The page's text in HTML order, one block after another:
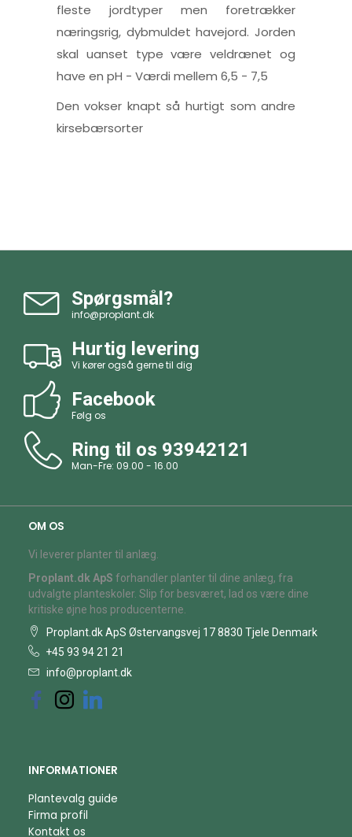
fleste jordtyper men foretrækker
næringsrig, dybmuldet havejord. Jorden
skal uanset type være veldrænet og
have en pH - Værdi mellem 6,5 - 7,5
Den vokser knapt så hurtigt som andre
kirsebærsorter
Spørgsmål?
info@proplant.dk
Hurtig levering
Vi kører også gerne til dig
Facebook
Følg os
Ring til os 93942121
Man-Fre: 09.00 - 16.00
OM OS
Vi leverer planter til anlæg.
Proplant.dk ApS forhandler planter til dine anlæg, fra
udvalgte planteskoler. Slip for besværet, lad os være dine
kritiske øjne hos producenterne.
Proplant.dk ApS Østervangsvej 17 8830 Tjele Denmark
+45 93 94 21 21
info@proplant.dk
INFORMATIONER
Plantevalg guide
Firma profil
Kontakt os